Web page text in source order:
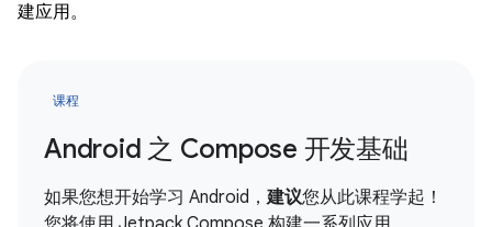
建应用。
课程
Android 之 Compose 开发基础
如果您想开始学习 Android，建议您从此课程学起！